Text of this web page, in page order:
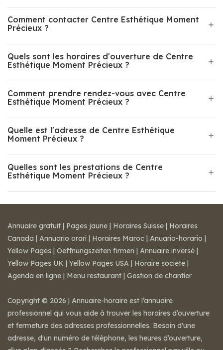
Comment contacter Centre Esthétique Moment
Précieux ?
Quels sont les horaires d'ouverture de Centre
Esthétique Moment Précieux ?
Comment prendre rendez-vous avec Centre
Esthétique Moment Précieux ?
Quelle est l'adresse de Centre Esthétique
Moment Précieux ?
Quelles sont les prestations de Centre
Esthétique Moment Précieux ?
Annuaire gratuit | Pages jaune | Horaires Suisse | Horaires
Canada | Annuario orari | Horaires Maroc | Anuario-horario |
Yellow Pages | Oeffnungszeiten firmen | Annuaire inversé |
Yellow Pages UK | Yellow Pages USA | Horaire societe |
Agenda en ligne | Menu restaurant | Gestion de chantier
Copyright © 2026 | Annuaire-horaire est l’annuaire
professionnel qui vous aide à trouver les horaires d’ouverture
et fermeture des adresses professionnelles. Besoin d'une
adresse, d'un numéro de téléphone, les heures d’ouverture,